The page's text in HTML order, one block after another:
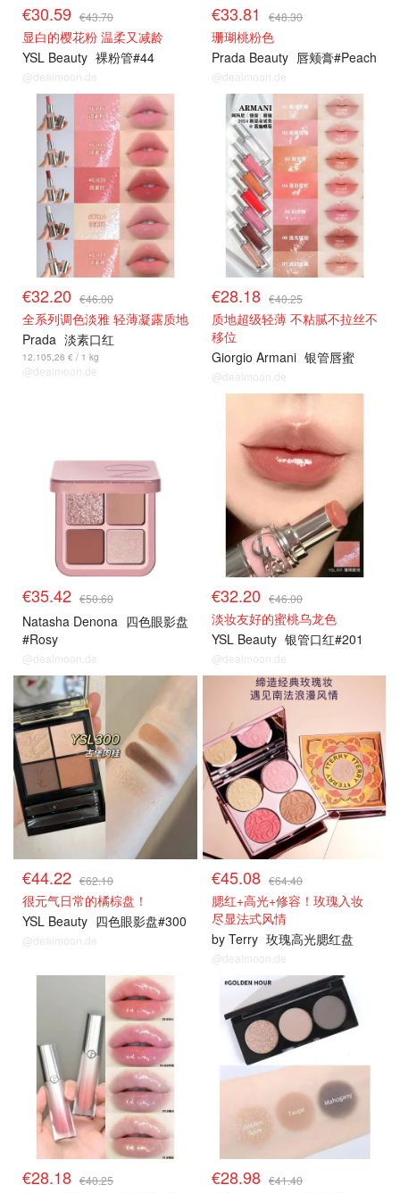
€30.59 €43.70
显白的樱花粉 温柔又减龄
YSL Beauty 裸粉管#44
@dealmoon.de
€33.81 €48.30
珊瑚桃粉色
Prada Beauty 唇颊膏#Peach
@dealmoon.de
€32.20 €46.00
全系列调色淡雅 轻薄凝露质地
Prada 淡素口红
12.105,26 € / 1 kg
@dealmoon.de
€28.18 €40.25
质地超级轻薄 不粘腻不拉丝不
移位
Giorgio Armani 银管唇蜜
@dealmoon.de
€35.42 €50.60
Natasha Denona 四色眼影盘
#Rosy
@dealmoon.de
€32.20 €46.00
淡妆友好的蜜桃乌龙色
YSL Beauty 银管口红#201
@dealmoon.de
€44.22 €62.10
很元气日常的橘棕盘！
YSL Beauty 四色眼影盘#300
@dealmoon.de
€45.08 €64.40
腮红+高光+修容！玫瑰入妆
尽显法式风情
by Terry 玫瑰高光腮红盘
@dealmoon.de
€28.18 €40.25 €28.98 €41.40